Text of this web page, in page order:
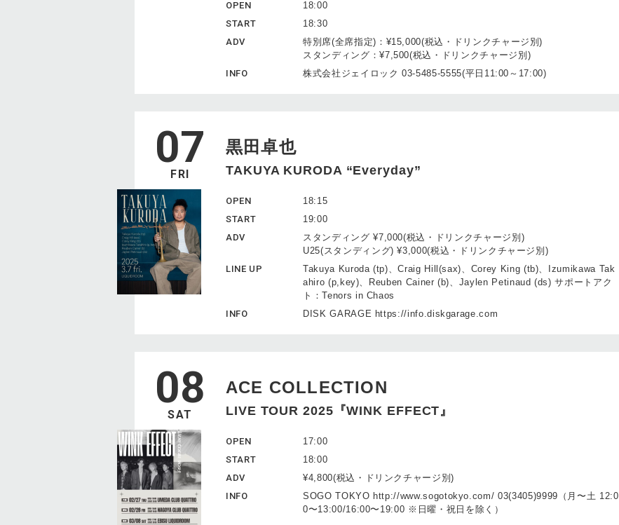
OPEN
18:00
START
18:30
ADV
特別席(全席指定)：¥15,000(税込・ドリンクチャージ別)
スタンディング：¥7,500(税込・ドリンクチャージ別)
INFO
株式会社ジェイロック 03-5485-5555(平日11:00～17:00)
07
FRI
黒田卓也
TAKUYA KURODA “Everyday”
OPEN
18:15
START
19:00
ADV
スタンディング ¥7,000(税込・ドリンクチャージ別)
U25(スタンディング) ¥3,000(税込・ドリンクチャージ別)
LINE UP
Takuya Kuroda (tp)、Craig Hill(sax)、Corey King (tb)、Izumikawa Tak
ahiro (p,key)、Reuben Cainer (b)、Jaylen Petinaud (ds) サポートアク
ト：Tenors in Chaos
INFO
DISK GARAGE https://info.diskgarage.com
08
SAT
ACE COLLECTION
LIVE TOUR 2025『WINK EFFECT』
OPEN
17:00
START
18:00
ADV
¥4,800(税込・ドリンクチャージ別)
INFO
SOGO TOKYO http://www.sogotokyo.com/ 03(3405)9999（月〜土 12:0
0〜13:00/16:00〜19:00 ※日曜・祝日を除く）